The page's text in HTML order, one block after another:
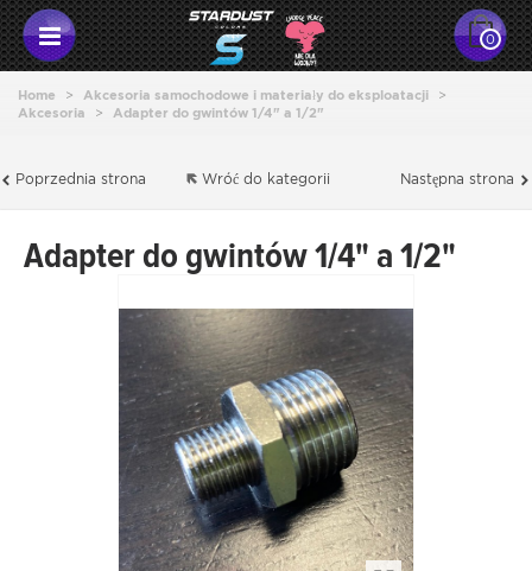
0
Home > Akcesoria samochodowe i materiały do eksploatacji
>
Akcesoria
> Adapter do gwintów 1/4" a 1/2"
Poprzednia strona Następna strona
Wróć do kategorii
Adapter do gwintów 1/4" a 1/2"